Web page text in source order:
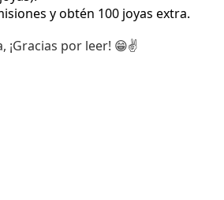
y obtén 100 joyas extra.
¡Gracias por leer! 😁✌